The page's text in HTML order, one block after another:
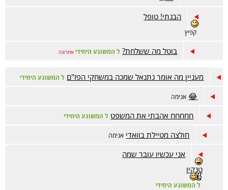
הבנתי! טופל
קפיץ
בוטל מה ששלחת? ל המשוגע היחידי אחרונה
מעניין מה אומר נתנאל שמכה במשחקי הפז"ם ל המשוגע היחידי
😂 אנימה
חחחחח אהבתי את המשפט ל המשוגע היחידי
חולצה מטיילת בוואדי אנימה
אני עכשיו עובר שמה
טנקיו
ל המשוגע היחידי